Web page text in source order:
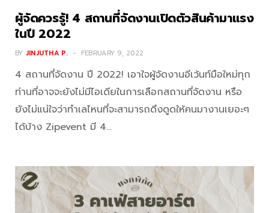
ผู้จัดควรรู้! 4 สถานที่จัดงานเปิดตัวสินค้ามาแรง
ในปี 2022
BY JINJUTHA P. FEBRUARY 9, 2022
4 สถานที่จัดงาน ปี 2022! เอาใจผู้จัดงานอีเว้นท์มือใหม่ทุก
ท่านที่อาจจะยังไม่มีไอเดียในการเลือกสถานที่จัดงาน หรือ
ยังไม่แน่ใจว่าทำเลไหนที่จะสามารถดึงดูดให้คนมางานเยอะๆ
ได้บ้าง Zipevent มี 4…